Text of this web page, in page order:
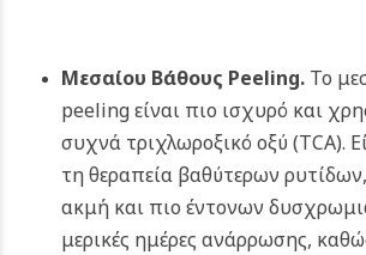
Μεσαίου Βάθους Peeling. Το
peeling είναι πιο ισχυρό και
συχνά τριχλωροξικό οξύ (TCA).
τη θεραπεία βαθύτερων
ακμή και πιο έντονων
μερικές ημέρες ανάρρωσης,